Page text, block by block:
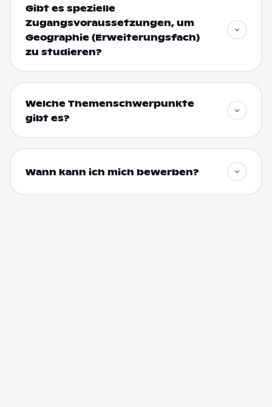
Gibt es spezielle
Zugangsvoraussetzungen, um
Geographie (Erweiterungsfach)
zu studieren?
Welche Themenschwerpunkte
gibt es?
Wann kann ich mich bewerben?